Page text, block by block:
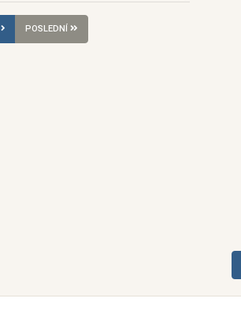
POSLEDNÍ